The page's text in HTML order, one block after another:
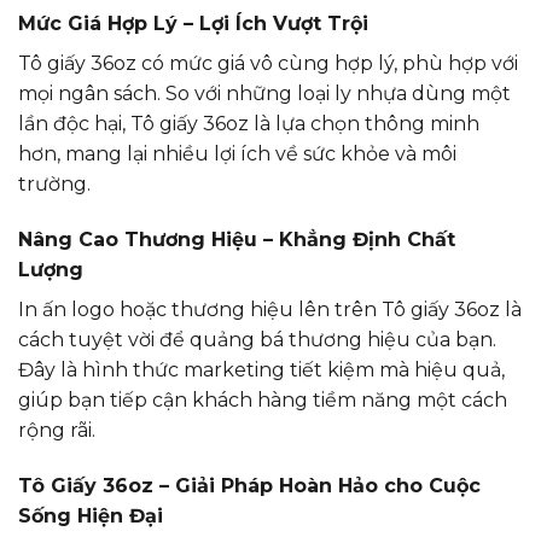
Mức Giá Hợp Lý – Lợi Ích Vượt Trội
Tô giấy 36oz có mức giá vô cùng hợp lý, phù hợp với
mọi ngân sách. So với những loại ly nhựa dùng một
lần độc hại, Tô giấy 36oz là lựa chọn thông minh
hơn, mang lại nhiều lợi ích về sức khỏe và môi
trường.
Nâng Cao Thương Hiệu – Khẳng Định Chất
Lượng
In ấn logo hoặc thương hiệu lên trên Tô giấy 36oz là
cách tuyệt vời để quảng bá thương hiệu của bạn.
Đây là hình thức marketing tiết kiệm mà hiệu quả,
giúp bạn tiếp cận khách hàng tiềm năng một cách
rộng rãi.
Tô Giấy 36oz – Giải Pháp Hoàn Hảo cho Cuộc
Sống Hiện Đại